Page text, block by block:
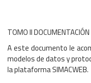
TOMO II
A este documento le
modelos de datos y
la plataforma SIMACWEB.